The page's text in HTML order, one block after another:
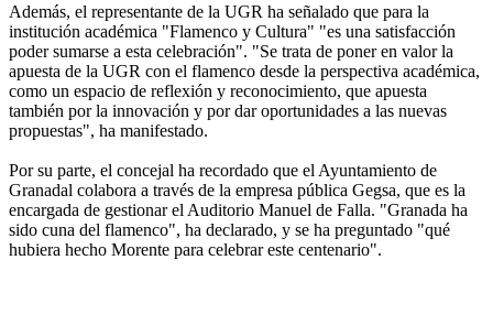
Además, el representante de la UGR ha señalado que para la
institución académica "Flamenco y Cultura" "es una satisfacción
poder sumarse a esta celebración". "Se trata de poner en valor la
apuesta de la UGR con el flamenco desde la perspectiva académica,
como un espacio de reflexión y reconocimiento, que apuesta
también por la innovación y por dar oportunidades a las nuevas
propuestas", ha manifestado.
Por su parte, el concejal ha recordado que el Ayuntamiento de
Granadal colabora a través de la empresa pública Gegsa, que es la
encargada de gestionar el Auditorio Manuel de Falla. "Granada ha
sido cuna del flamenco", ha declarado, y se ha preguntado "qué
hubiera hecho Morente para celebrar este centenario".